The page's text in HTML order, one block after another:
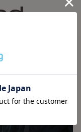
キットなどの整理
られます。